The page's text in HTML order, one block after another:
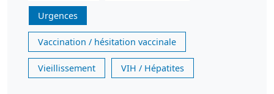
Urgences
Vaccination / hésitation vaccinale
Vieillissement VIH / Hépatites